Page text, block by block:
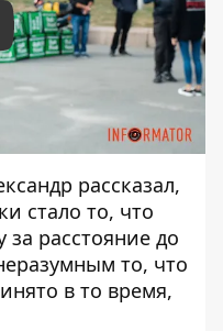
рассказал,
стало то, что
за расстояние до
то, что
в то время,